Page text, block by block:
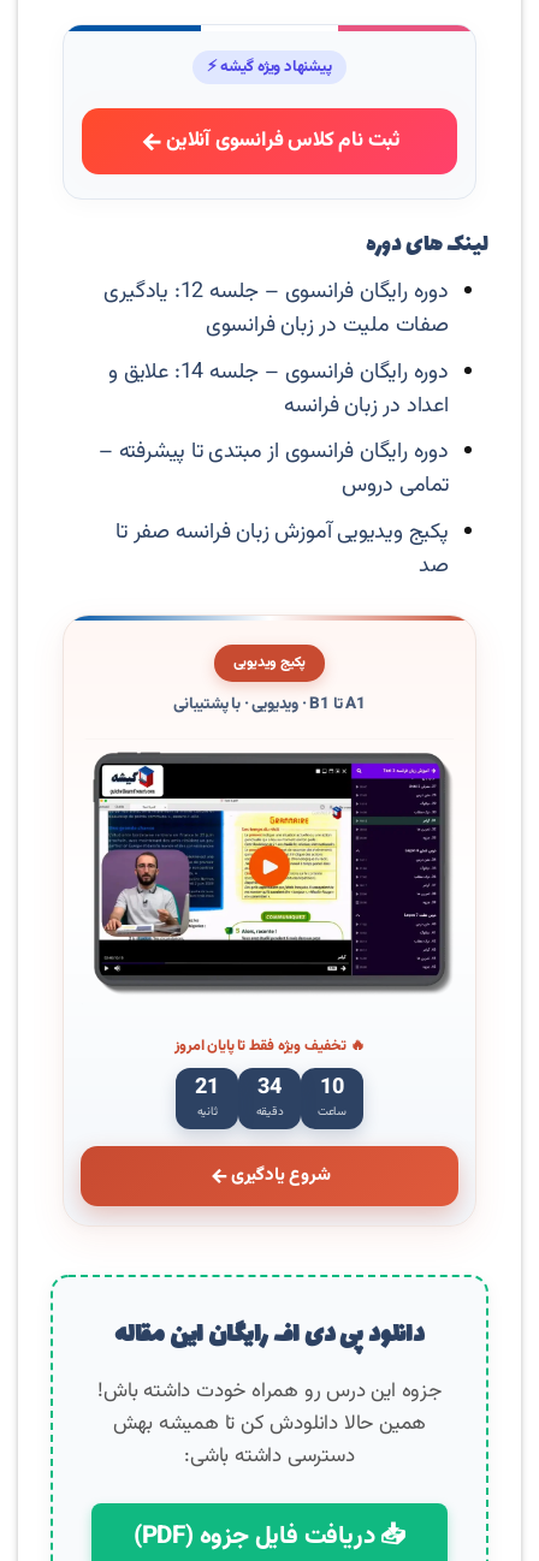
پیشنهاد ویژه گیشه ⚡
ثبت نام کلاس فرانسوی آنلاین
لینک های دوره
دوره رایگان فرانسوی – جلسه 12: یادگیری
صفات ملیت در زبان فرانسوی
دوره رایگان فرانسوی – جلسه 14: علایق و
اعداد در زبان فرانسه
دوره رایگان فرانسوی از مبتدی تا پیشرفته –
تمامی دروس
پکیج ویدیویی آموزش زبان فرانسه صفر تا
صد
پکیج ویدیویی
A1 تا B1 · ویدیویی · با پشتیبانی
🔥 تخفیف ویژه فقط تا پایان امروز
10
ساعت
34
دقیقه
20
ثانیه
شروع یادگیری
دانلود پی دی اف رایگان این مقاله
جزوه این درس رو همراه خودت داشته باش!
همین حالا دانلودش کن تا همیشه بهش
دسترسی داشته باشی:
📥 دریافت فایل جزوه (PDF)